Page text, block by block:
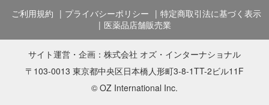
ご利用規約 プライバシーポリシー
特定商取引法に基づく表示
医薬品店舗販売業
サイト運営・企画： 株式会社 オズ・インターナショナル
〒103-0013 東京都中央区日本橋人形町3-8-1TT-2ビル11F
© OZ International Inc.